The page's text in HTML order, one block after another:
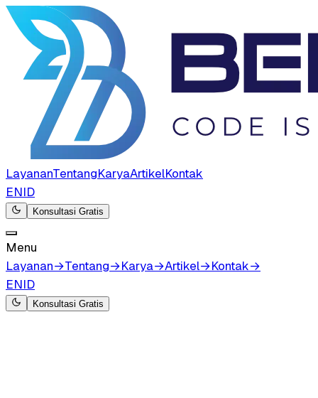
LayananTentangKaryaArtikelKontak
ENID
Konsultasi Gratis
Menu
Layanan→Tentang→Karya→Artikel→Kontak→
ENID
Konsultasi Gratis